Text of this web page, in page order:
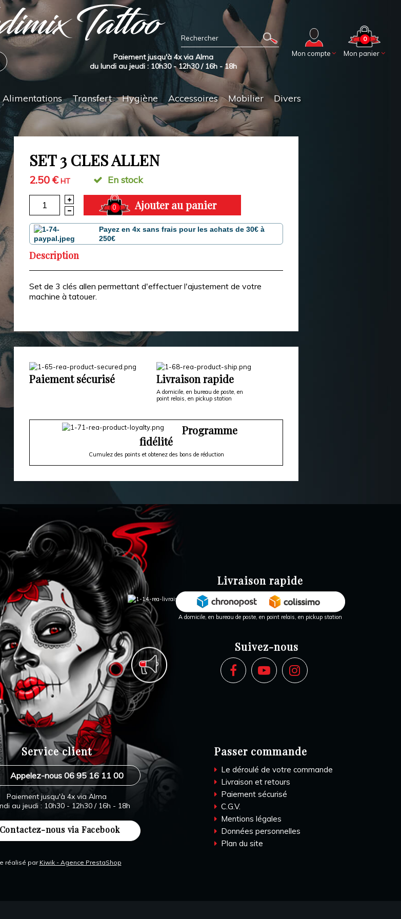
Mon panier
0
Mon compte
Paiement jusqu'à 4x via Alma
du lundi au jeudi : 10h30 - 12h30 / 16h - 18h
Alimentations Transfert Hygiène Accessoires Mobilier Divers
SET 3 CLES ALLEN
2.50 €HT En stock
0 Ajouter au panier
Payez en 4x sans frais pour les achats de 30€ à
250€
Description
Set de 3 clés allen permettant d'effectuer l'ajustement de votre
machine à tatouer.
Paiement sécurisé Livraison rapide
A domicile, en bureau de poste, en
point relais, en pickup station
Programme
fidélité
Cumulez des points et obtenez des bons de réduction
Livraison rapide
A domicile, en bureau de poste, en point relais, en pickup station
Suivez-nous
Service client
Appelez-nous 06 95 16 11 00
Paiement jusqu'à 4x via Alma
au jeudi : 10h30 - 12h30 / 16h - 18h
Contactez-nous via Facebook
Passer commande
Le déroulé de votre commande
Livraison et retours
Paiement sécurisé
C.G.V.
Mentions légales
Données personnelles
Plan du site
réalisé parKiwik - Agence PrestaShop